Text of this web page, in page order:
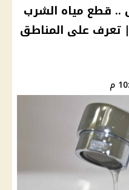
.. قطع مياه الشرب
على المناطق